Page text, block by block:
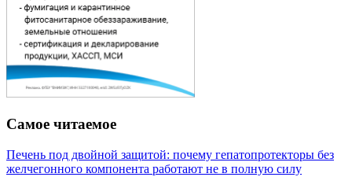
Самое читаемое
Печень под двойной защитой: почему гепатопротекторы без
желчегонного компонента работают не в полную силу